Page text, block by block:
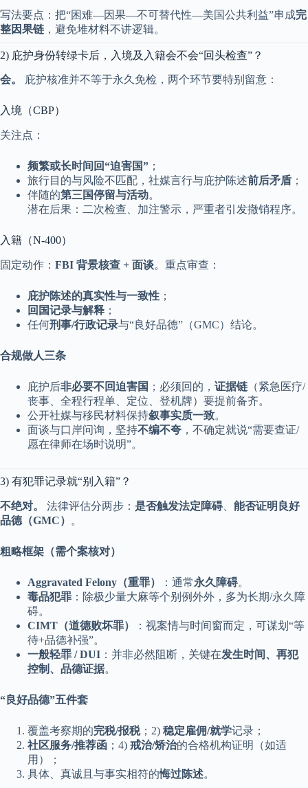
写法要点：把“困难—因果—不可替代性—美国公共利益”串成完
整因果链 ，避免堆材料不讲逻辑。
2) 庇护身份转绿卡后，入境及入籍会不会“回头检查”？
会。 庇护核准并不等于永久免检，两个环节要特别留意：
入境（CBP）
关注点：
频繁或长时间回“迫害国” ；
旅行目的与风险不匹配，社媒言行与庇护陈述前后矛盾 ；
伴随的第三国停留与活动。
潜在后果：二次检查、加注警示，严重者引发撤销程序。
入籍（N-400）
固定动作： FBI 背景核查 + 面谈。重点审查：
庇护陈述的真实性与一致性 ；
回国记录与解释 ；
任何刑事/行政记录与“良好品德”（GMC）结论。
合规做人三条
庇护后非必要不回迫害国 ；必须回的， 证据链 （紧急医疗/
丧事、全程行程单、定位、登机牌）要提前备齐。
公开社媒与移民材料保持叙事实质一致。
面谈与口岸问询，坚持不编不夸 ，不确定就说“需要查证/
愿在律师在场时说明”。
3) 有犯罪记录就“别入籍”？
不绝对。 法律评估分两步： 是否触发法定障碍、 能否证明良好
品德（GMC）
。
粗略框架（需个案核对）
Aggravated Felony（重罪） ：通常永久障碍。
毒品犯罪 ：除极少量大麻等个别例外外，多为长期/永久障
碍。
CIMT（道德败坏罪）
：视案情与时间窗而定，可谋划“等
待+品德补强”。
一般轻罪 / DUI ：并非必然阻断，关键在发生时间、再犯
控制、品德证据。
“良好品德”五件套
覆盖考察期的完税/报税；2) 稳定雇佣/就学记录；
社区服务/推荐函 ；4) 戒治/矫治的合格机构证明（如适
用）；
具体、真诚且与事实相符的悔过陈述。